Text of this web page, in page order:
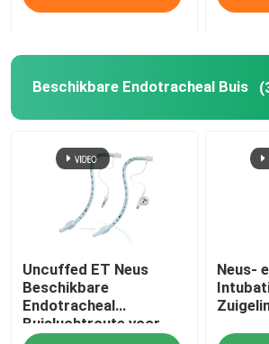
ET Buisluchtroute
Nasopharyngeal Luchtroutebuis
Dubbele Lumen Luchtpijptak
Beschikbare Endotracheal Buis
Uncuffed ET Neus
Beschikbare
Endotracheal
Buisluchtroute voor
Neus-